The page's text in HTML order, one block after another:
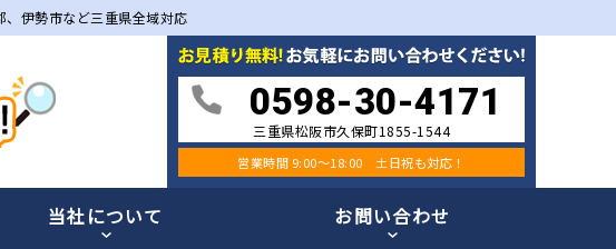
伊勢市など三重県全域対応
0598-30-4171
三重県松阪市久保町1855-1544
営業時間 9:00〜18:00 土日祝も対応！
当社について お問い合わせ